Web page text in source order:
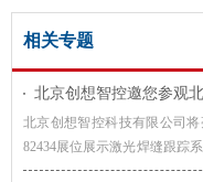
相关专题
北京创想智控邀您参观
展位
北京创想智控科技有限公司
82434展位展示激光焊缝跟踪
解决方案，诚邀广大客户莅临